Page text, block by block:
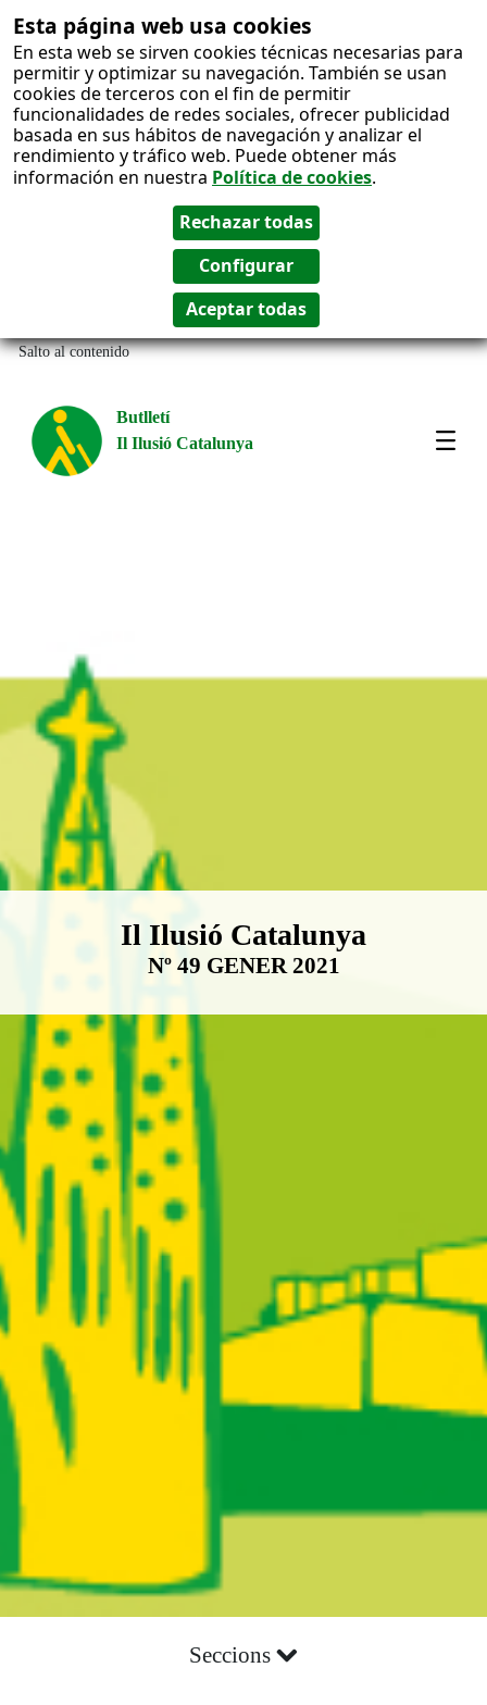
Esta página web usa cookies
En esta web se sirven cookies técnicas necesarias para
permitir y optimizar su navegación. También se usan
cookies de terceros con el fin de permitir
funcionalidades de redes sociales, ofrecer publicidad
basada en sus hábitos de navegación y analizar el
rendimiento y tráfico web. Puede obtener más
información en nuestra Política de cookies.
Salto al contenido
Butlletí
Il Ilusió Catalunya
Boletín Il·lusió Catalunya
Il Ilusió Catalunya
Nº 49 GENER 2021
Seccions